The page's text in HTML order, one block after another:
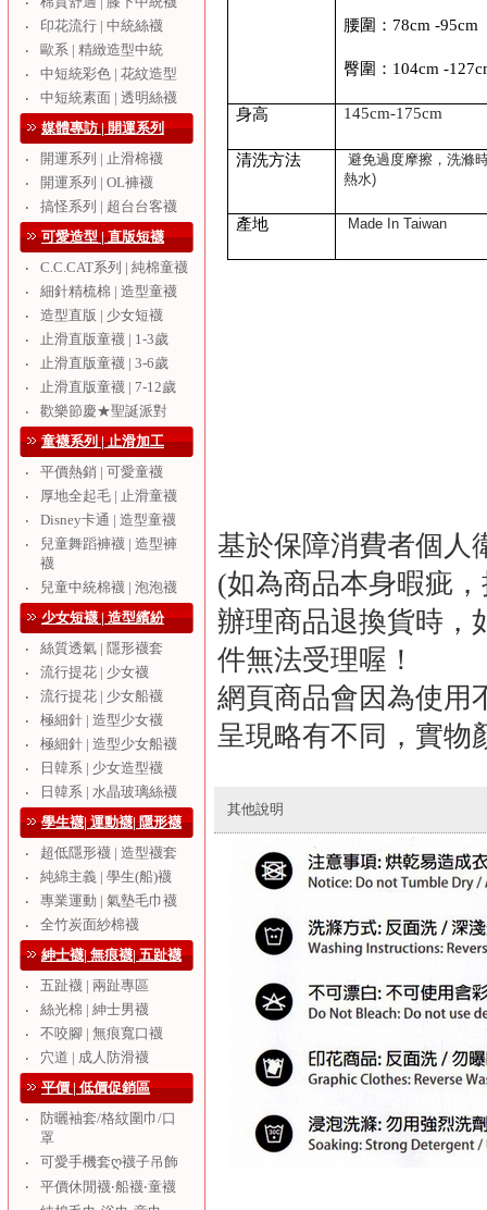
‧
印花流行 | 中統絲襪
‧
歐系 | 精緻造型中統
‧
中短統彩色 | 花紋造型
‧
中短統素面 | 透明絲襪
媒體專訪 | 開運系列
‧
開運系列 | 止滑棉襪
‧
開運系列 | OL褲襪
‧
搞怪系列 | 超台台客襪
可愛造型 | 直版短襪
‧
C.C.CAT系列 | 純棉童襪
‧
細針精梳棉 | 造型童襪
‧
造型直版 | 少女短襪
‧
止滑直版童襪 | 1-3歲
‧
止滑直版童襪 | 3-6歲
‧
止滑直版童襪 | 7-12歲
‧
歡樂節慶★聖誕派對
童襪系列 | 止滑加工
‧
平價熱銷 | 可愛童襪
‧
厚地全起毛 | 止滑童襪
‧
Disney卡通 | 造型童襪
‧
兒童舞蹈褲襪 | 造型褲
襪
‧
兒童中統棉襪 | 泡泡襪
少女短襪 | 造型繽紛
‧
絲質透氣 | 隱形襪套
‧
流行提花 | 少女襪
‧
流行提花 | 少女船襪
‧
極細針 | 造型少女襪
‧
極細針 | 造型少女船襪
‧
日韓系 | 少女造型襪
‧
日韓系 | 水晶玻璃絲襪
學生襪| 運動襪| 隱形襪
‧
超低隱形襪 | 造型襪套
‧
純綿主義 | 學生(船)襪
‧
專業運動 | 氣墊毛巾襪
‧
全竹炭面紗棉襪
紳士襪| 無痕襪| 五趾襪
‧
五趾襪 | 兩趾專區
‧
絲光棉 | 紳士男襪
‧
不咬腳 | 無痕寬口襪
‧
穴道 | 成人防滑襪
平價 | 低價促銷區
‧
防曬袖套/格紋圍巾/口
罩
‧
可愛手機套ღ襪子吊飾
‧
平價休閒襪‧船襪‧童襪
腰圍： 78cm -95cm
臀圍： 104cm -
身高 145cm-175cm
清洗方法
避免過度摩擦，洗滌
熱水)
產地 Made InTaiwan
基於保障消費者個人
(如為商品本身暇疵
辦理商品退換貨時，
件無法受理喔！
網頁商品會因為使用
呈現略有不同，實物
其他說明